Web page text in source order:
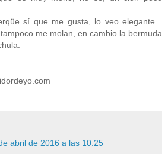
sí que me gusta, lo veo elegante...
me molan, en cambio la bermuda
abril de 2016 a las 10:25